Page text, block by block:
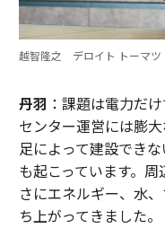
越智隆之 デロイト トーマツ
丹羽 ：課題は電力だ
センター運営には膨
足によって建設でき
も起こっています。
さにエネルギー、水
ち上がってきました。